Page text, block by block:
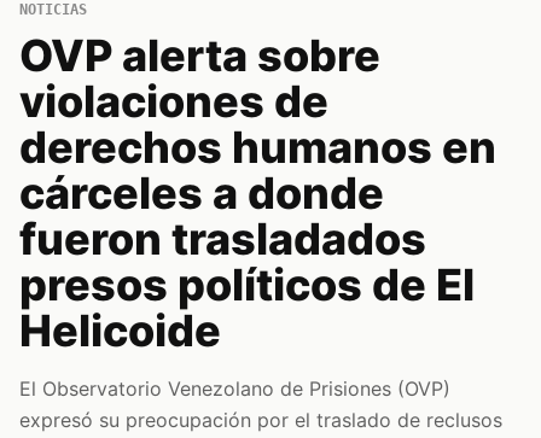
NOTICIAS
OVP alerta sobre
violaciones de
derechos humanos en
cárceles a donde
fueron trasladados
presos políticos de El
Helicoide
El Observatorio Venezolano de Prisiones (OVP)
expresó su preocupación por el traslado de reclusos